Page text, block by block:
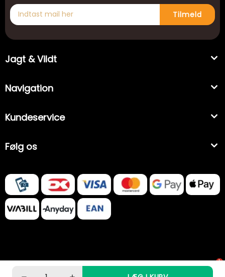
Tilmeld
Jagt & Vildt
Navigation
Kundeservice
Følg os
1